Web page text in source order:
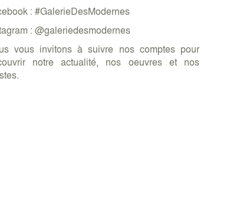
: #GalerieDesModernes
: @galeriedesmodernes
vous invitons à suivre nos comptes pour
notre actualité, nos oeuvres et nos